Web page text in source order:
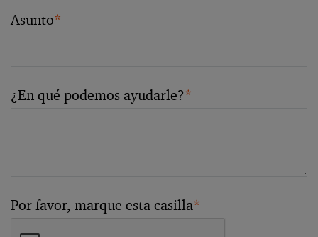
Asunto*
¿En qué podemos ayudarle?*
Por favor, marque esta casilla*